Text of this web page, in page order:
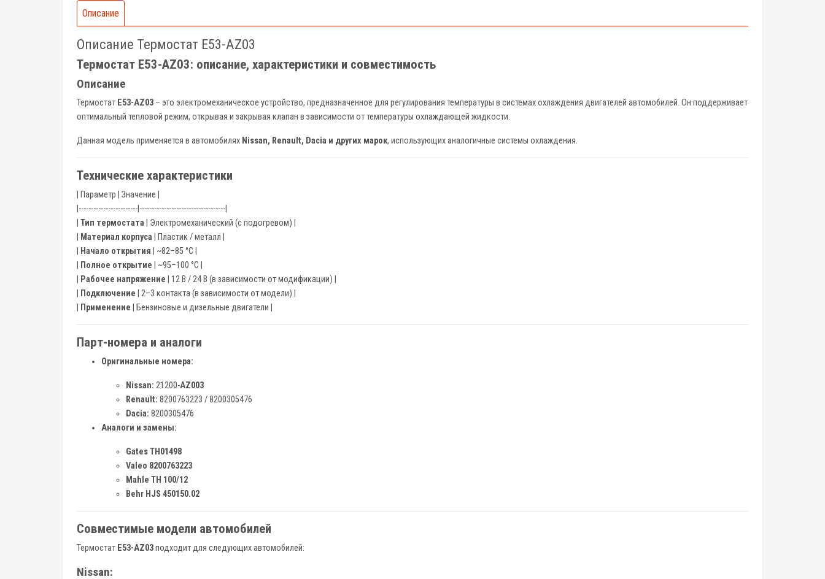
Описание
Описание Термостат E53-AZ03
Термостат E53-AZ03: описание, характеристики и совместимость
Описание
Термостат E53-AZ03 – это электромеханическое устройство, предназначенное для регулирования температуры в системах охлаждения двигателей автомобилей. Он поддерживает
оптимальный тепловой режим, открывая и закрывая клапан в зависимости от температуры охлаждающей жидкости.
Данная модель применяется в автомобилях Nissan, Renault, Dacia и других марок, использующих аналогичные системы охлаждения.
Технические характеристики
| Параметр | Значение |
|------------------------|-----------------------------------|
Тип термостата | Электромеханический (с подогревом) |
Материал корпуса | Пластик / металл |
Начало открытия | ~82–85 °C |
Полное открытие | ~95–100 °C |
Рабочее напряжение | 12 В / 24 В (в зависимости от модификации) |
Подключение | 2–3 контакта (в зависимости от модели) |
Применение | Бензиновые и дизельные двигатели |
Парт-номера и аналоги
Оригинальные номера:
Nissan: 21200-AZ003
Renault: 8200763223 / 8200305476
Dacia: 8200305476
Аналоги и замены:
Gates TH01498
Valeo 8200763223
Mahle TH 100/12
Behr HJS 450150.02
Совместимые модели автомобилей
Термостат E53-AZ03подходит для следующих автомобилей:
Nissan: